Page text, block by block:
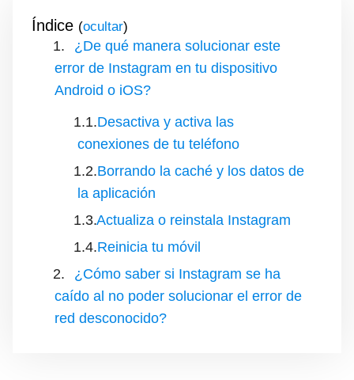
Índice ( )
¿De qué manera solucionar este
error de Instagram en tu dispositivo
Android o iOS?
Desactiva y activa las
conexiones de tu teléfono
Borrando la caché y los datos de
la aplicación
Actualiza o reinstala Instagram
Reinicia tu móvil
¿Cómo saber si Instagram se ha
caído al no poder solucionar el error de
red desconocido?